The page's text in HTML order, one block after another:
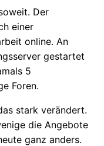
Der
einer
online. An
gestartet
5
Foren.
stark verändert.
die Angebote
ganz anders.